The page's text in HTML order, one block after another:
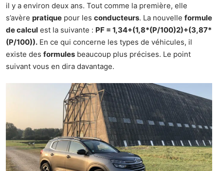
il y a environ deux ans. Tout comme la première, elle
s’avère pratique pour les conducteurs. La nouvelle formule
de calcul est la suivante : PF = 1,34+(1,8*(P/100)2)+(3,87*
(P/100)). En ce qui concerne les types de véhicules, il
existe des formules beaucoup plus précises. Le point
suivant vous en dira davantage.